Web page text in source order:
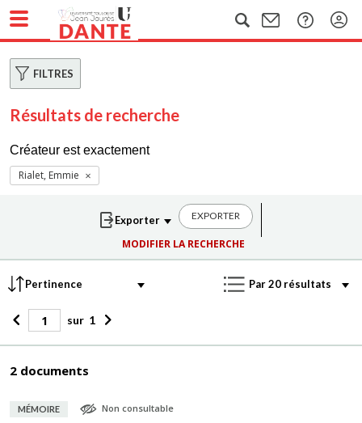
FILTRES
Résultats de recherche
Créateur est exactement
Rialet, Emmie
EXPORTER
MODIFIER LA RECHERCHE
sur 1
2 documents
MÉMOIRE Non consultable